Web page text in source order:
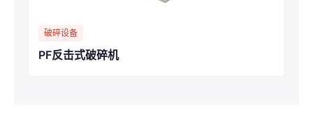
破碎设备
PF反击式破碎机